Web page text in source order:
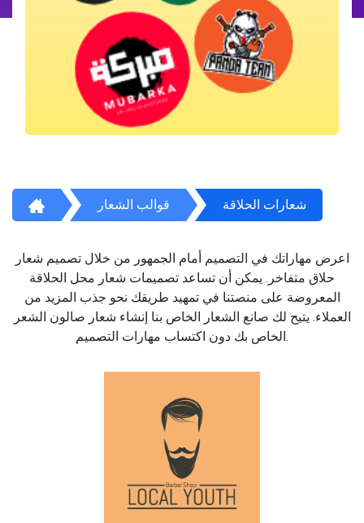
قوالب الشعار شعارات الحلاقة
اعرض مهاراتك في التصميم أمام الجمهور من خلال تصميم شعار
حلاق متفاخر. يمكن أن تساعد تصميمات شعار محل الحلاقة
المعروضة على منصتنا في تمهيد طريقك نحو جذب المزيد من
العملاء. يتيح لك صانع الشعار الخاص بنا إنشاء شعار صالون الشعر
الخاص بك دون اكتساب مهارات التصميم.